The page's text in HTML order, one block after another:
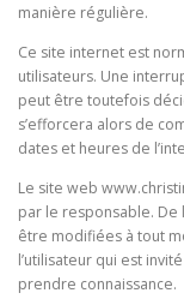
manière régulière.
Ce site internet est
utilisateurs. Une
peut être toutefois
s’efforcera alors de
dates et heures de
Le site web
par le responsable. De
être modifiées à tout
l’utilisateur qui est
prendre connaissance.